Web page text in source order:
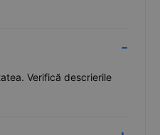
Verifică descrierile